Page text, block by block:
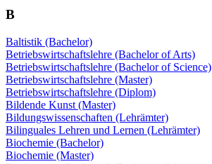
B
Baltistik (Bachelor)
Betriebswirtschaftslehre (Bachelor of Arts)
Betriebswirtschaftslehre (Bachelor of Science)
Betriebswirtschaftslehre (Master)
Betriebswirtschaftslehre (Diplom)
Bildende Kunst (Master)
Bildungswissenschaften (Lehrämter)
Bilinguales Lehren und Lernen (Lehrämter)
Biochemie (Bachelor)
Biochemie (Master)